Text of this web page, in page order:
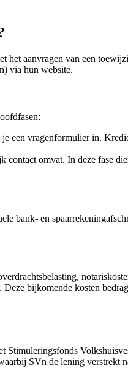
het aanvragen van een
via hun website.
een vragenformulier in.
contact omvat. In deze fase
bank- en
bijkomende kosten
SVn de lening verstrekt